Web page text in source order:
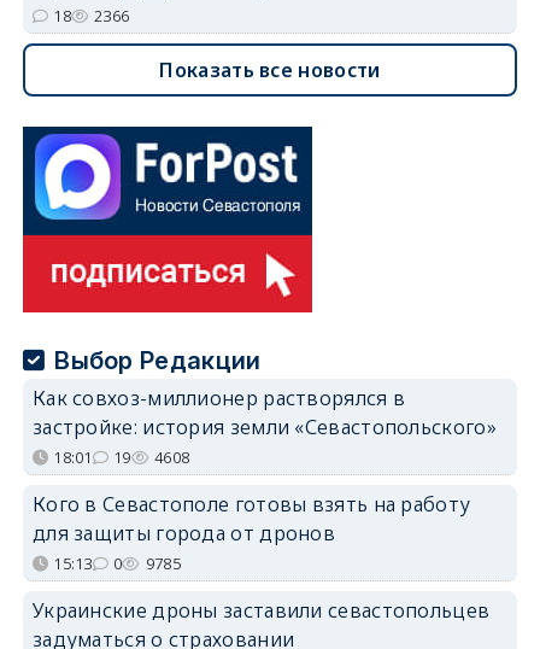
18 2366
Показать все новости
Выбор Редакции
Как совхоз-миллионер растворялся в
застройке: история земли «Севастопольского»
18:01 19 4608
Кого в Севастополе готовы взять на работу
для защиты города от дронов
15:13 0 9785
Украинские дроны заставили севастопольцев
задуматься о страховании